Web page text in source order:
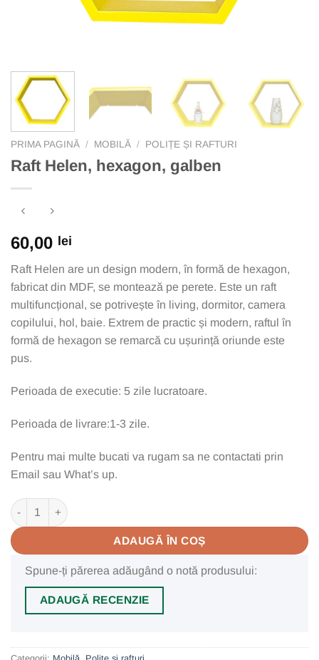
PRIMA PAGINĂ / MOBILĂ / POLIȚE ȘI RAFTURI
Raft Helen, hexagon, galben
60,00 lei
Raft Helen are un design modern, în formă de hexagon,
fabricat din MDF, se montează pe perete. Este un raft
multifuncțional, se potrivește în living, dormitor, camera
copilului, hol, baie. Extrem de practic și modern, raftul în
formă de hexagon se remarcă cu ușurință oriunde este
pus.
Perioada de executie: 5 zile lucratoare.
Perioada de livrare:1-3 zile.
Pentru mai multe bucati va rugam sa ne contactati prin
Email sau What’s up.
Cantitate Raft Helen, hexagon, galben
ADAUGĂ ÎN COȘ
Spune-ți părerea adăugând o notă produsului:
ADAUGĂ RECENZIE